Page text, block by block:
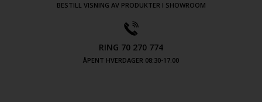
BESTILL VISNING AV PRODUKTER I SHOWROOM
RING 70 270 774
ÅPENT HVERDAGER 08:30-17.00